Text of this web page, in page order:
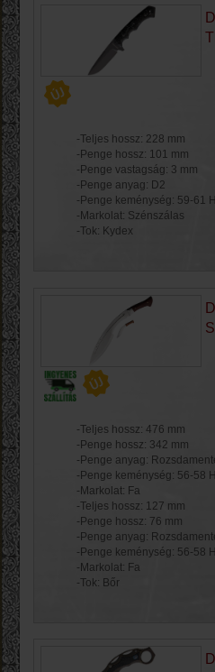
-Teljes hossz: 228 mm
-Penge hossz: 101 mm
-Penge vastagság: 3 mm
-Penge anyag: D2
-Penge keménység: 59-61
-Markolat: Szénszálas
-Tok: Kydex
-Teljes hossz: 476 mm
-Penge hossz: 342 mm
-Penge anyag:
-Penge keménység: 56-58
-Markolat: Fa
-Teljes hossz: 127 mm
-Penge hossz: 76 mm
-Penge anyag:
-Penge keménység: 56-58
-Markolat: Fa
-Tok: Bőr